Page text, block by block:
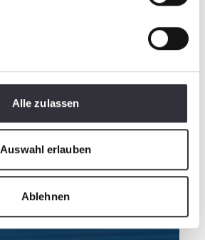
Alle zulassen
Auswahl erlauben
Ablehnen